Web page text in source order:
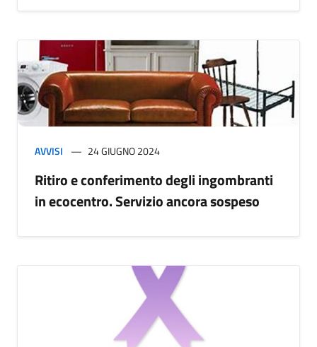
AVVISI 24 GIUGNO 2024
Ritiro e conferimento degli ingombranti
in ecocentro. Servizio ancora sospeso